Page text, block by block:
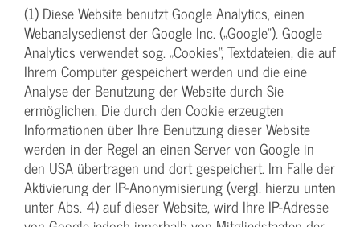
(1) Diese Website benutzt Google Analytics, einen
Webanalysedienst der Google Inc. („Google“). Google
Analytics verwendet sog. „Cookies“, Textdateien, die auf
Ihrem Computer gespeichert werden und die eine
Analyse der Benutzung der Website durch Sie
ermöglichen. Die durch den Cookie erzeugten
Informationen über Ihre Benutzung dieser Website
werden in der Regel an einen Server von Google in
den USA übertragen und dort gespeichert. Im Falle der
Aktivierung der IP-Anonymisierung (vergl. hierzu unten
unter Abs. 4) auf dieser Website, wird Ihre IP-Adresse